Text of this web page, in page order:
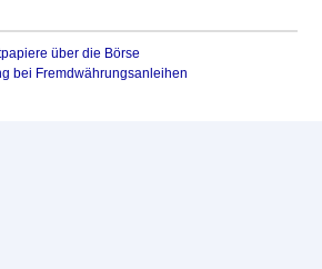
über die Börse
bei Fremdwährungsanleihen